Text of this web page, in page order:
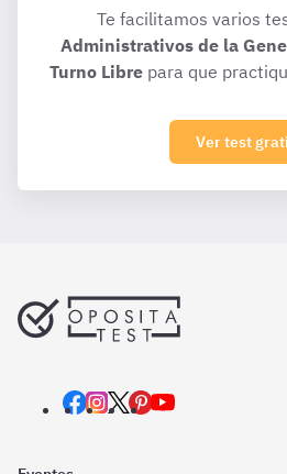
Te facilitamos varios
Administrativos de la
Turno Libre para que
Ver test